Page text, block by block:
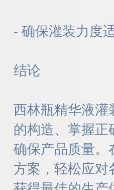
- 确保灌装力度
结论
西林瓶精华液灌
的构造、掌握
确保产品质量。
方案，轻松应对